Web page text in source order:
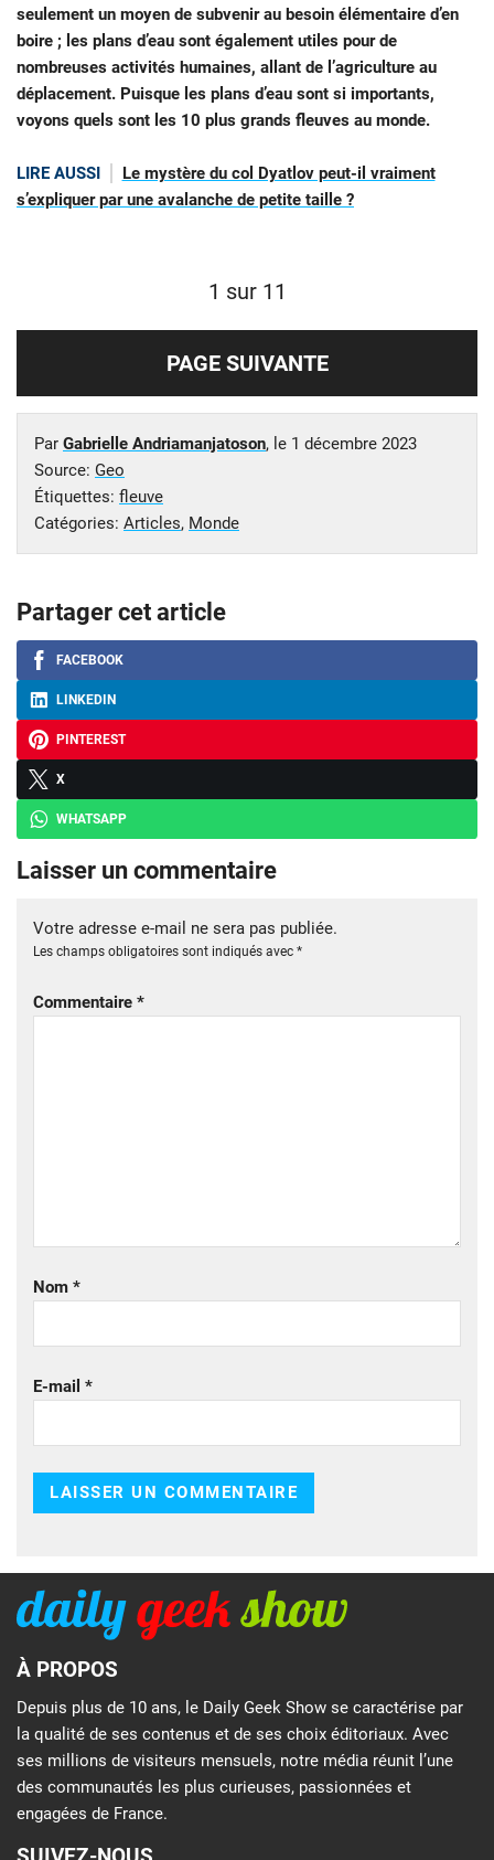
seulement un moyen de subvenir au besoin élémentaire d’en
boire ; les plans d’eau sont également utiles pour de
nombreuses activités humaines, allant de l’agriculture au
déplacement. Puisque les plans d’eau sont si importants,
voyons quels sont les 10 plus grands fleuves au monde.
LIRE AUSSI
Le mystère du col Dyatlov peut-il vraiment
s’expliquer par une avalanche de petite taille ?
1 sur 11
PAGE SUIVANTE
Par Gabrielle Andriamanjatoson, le 1 décembre 2023
Source: Geo
Étiquettes: fleuve
Catégories: Articles, Monde
Partager cet article
FACEBOOK
LINKEDIN
PINTEREST
X
WHATSAPP
Laisser un commentaire
Votre adresse e-mail ne sera pas publiée.
Les champs obligatoires sont indiqués avec *
Commentaire *
Nom *
E-mail *
À PROPOS
Depuis plus de 10 ans, le Daily Geek Show se caractérise par
la qualité de ses contenus et de ses choix éditoriaux. Avec
ses millions de visiteurs mensuels, notre média réunit l’une
des communautés les plus curieuses, passionnées et
engagées de France.